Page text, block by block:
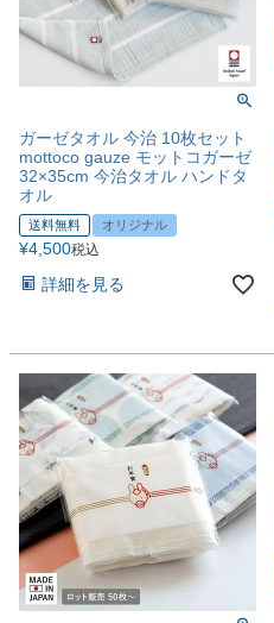
ガーゼタオル 今治 10枚セット
mottoco gauze モットコガーゼ
32×35cm 今治タオル ハンドタ
オル
送料無料 オリジナル
¥4,500税込
詳細を見る